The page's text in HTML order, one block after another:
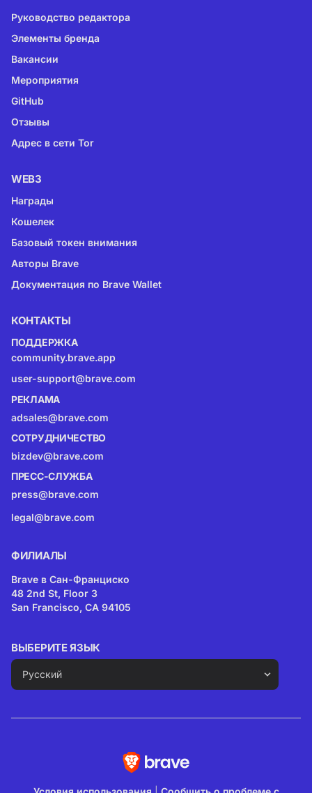
Руководство редактора
Элементы бренда
Вакансии
Мероприятия
GitHub
Отзывы
Адрес в сети Tor
WEB3
Награды
Кошелек
Базовый токен внимания
Авторы Brave
Документация по Brave Wallet
КОНТАКТЫ
ПОДДЕРЖКА
community.brave.app
user-support@brave.com
РЕКЛАМА
adsales@brave.com
СОТРУДНИЧЕСТВО
bizdev@brave.com
ПРЕСС-СЛУЖБА
press@brave.com
legal@brave.com
ФИЛИАЛЫ
Brave в Сан-Франциско
48 2nd St, Floor 3
San Francisco, CA 94105
ВЫБЕРИТЕ ЯЗЫК